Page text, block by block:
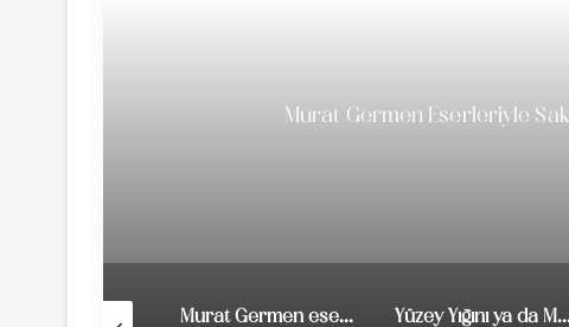
Murat Germen Eserleriyle
Murat Germen eserleriyle Sakıp Sabancı Mardin Kent Müzesi’nde Yüzey Yığını ya da Maden Dağı –